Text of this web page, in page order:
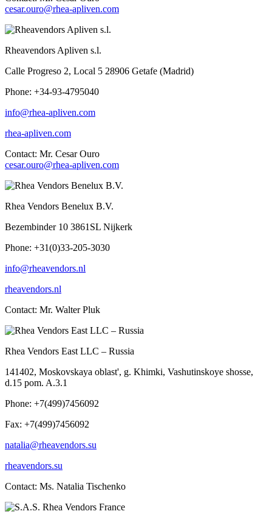
cesar.ouro@rhea-apliven.com
Rheavendors Apliven s.l.
Calle Progreso 2, Local 5 28906 Getafe (Madrid)
Phone: +34-93-4795040
info@rhea-apliven.com
rhea-apliven.com
Contact: Mr. Cesar Ouro
cesar.ouro@rhea-apliven.com
Rhea Vendors Benelux B.V.
Bezembinder 10 3861SL Nijkerk
Phone: +31(0)33-205-3030
info@rheavendors.nl
rheavendors.nl
Contact: Mr. Walter Pluk
Rhea Vendors East LLC – Russia
141402, Moskovskaya oblast', g. Khimki, Vashutinskoye shosse,
d.15 pom. A.3.1
Phone: +7(499)7456092
Fax: +7(499)7456092
natalia@rheavendors.su
rheavendors.su
Contact: Ms. Natalia Tischenko